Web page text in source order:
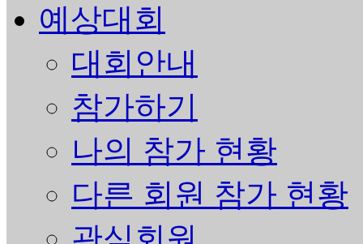
예상대회
대회안내
참가하기
나의 참가 현황
다른 회원 참가 현황